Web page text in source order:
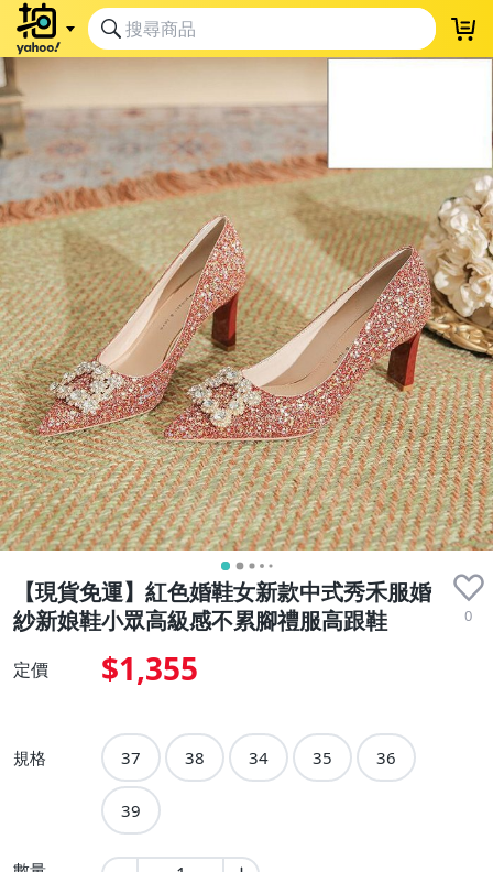
【現貨免運】紅色婚鞋女新款中式秀禾服婚
紗新娘鞋小眾高級感不累腳禮服高跟鞋
0
定價 $1,355
規格 37 38 34 35 36
39